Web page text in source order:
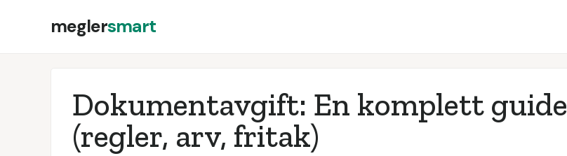
meglersmart
Dokumentavgift: En komplett guide
(regler, arv, fritak)